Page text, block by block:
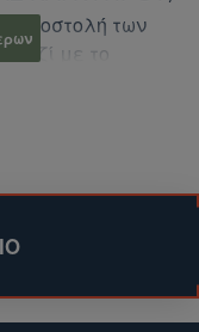
αποστολή των
μαζί με το